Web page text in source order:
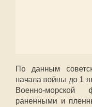
По данным
начала войны до 1
Военно-морской
раненными и